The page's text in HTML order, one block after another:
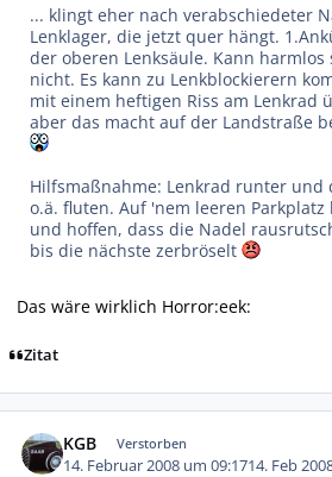
... klingt eher nach verabschiedeter
Lenklager, die jetzt quer hängt.
der oberen Lenksäule. Kann harmlos
nicht. Es kann zu Lenkblockierern
mit einem heftigen Riss am Lenkrad
aber das macht auf der Landstraße
Hilfsmaßnahme: Lenkrad runter und
o.ä. fluten. Auf 'nem leeren
und hoffen, dass die Nadel
bis die nächste zerbröselt
Das wäre wirklich Horror:eek:
Zitat
KGB Verstorben
14. Februar 2008 um 09:1714. Feb